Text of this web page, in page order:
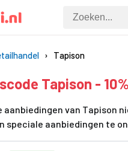
Tapison
Tapison -
aanbiedingen van Tapison
speciale aanbiedingen te